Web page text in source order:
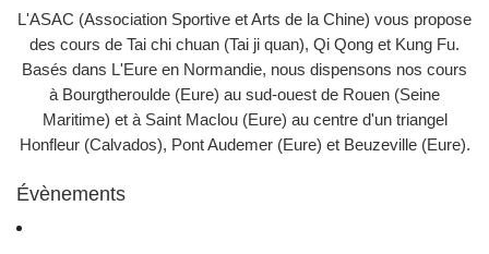
L'ASAC (Association Sportive et Arts de la Chine) vous propose
des cours de Tai chi chuan (Tai ji quan), Qi Qong et Kung Fu.
Basés dans L'Eure en Normandie, nous dispensons nos cours
à Bourgtheroulde (Eure) au sud-ouest de Rouen (Seine
Maritime) et à Saint Maclou (Eure) au centre d'un triangel
Honfleur (Calvados), Pont Audemer (Eure) et Beuzeville (Eure).
Évènements